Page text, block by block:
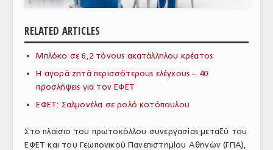
ΕΜΠΟΡΙΚΟΣ ΚΑΤΑΛΟΓΟΣ
ΠΑΡΑΓΩΓΗ & ΕΜΠΟΡΙΑ
ΣΦΑΓΕΙΑ
ΠΡΩΤΕΣ ΥΛΕΣ
ΕΞΟΠΛΙΣΜΟΣ
RELATED ARTICLES
Μπλόκο σε 6,2 τόνους ακατάλληλου κρέατος
Η αγορά ζητά περισσότερους ελέγχους – 40
προσλήψεις για τον ΕΦΕΤ
ΕΦΕΤ: Σαλμονέλα σε ρολό κοτόπουλου
Στο πλαίσιο του πρωτοκόλλου συνεργασίας μεταξύ του
ΕΦΕΤ και του Γεωπονικού Πανεπιστημίου Αθηνών (ΓΠΑ),